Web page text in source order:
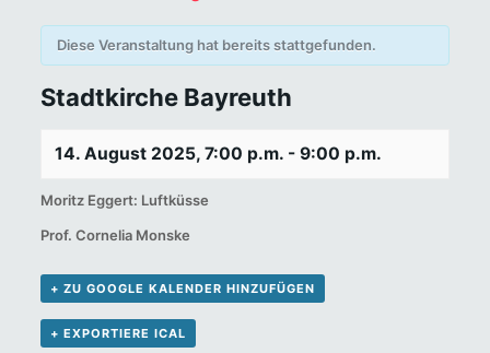
Diese Veranstaltung hat bereits stattgefunden.
Stadtkirche Bayreuth
14. August 2025, 7:00 p.m.- 9:00 p.m.
Moritz Eggert: Luftküsse
Prof. Cornelia Monske
+ ZU GOOGLE KALENDER HINZUFÜGEN
+ EXPORTIERE ICAL